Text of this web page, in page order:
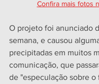
Confira mais fotos
O projeto foi anunciado
semana, e causou
precipitadas em muitos
comunicação, que
de "especulação sobre o